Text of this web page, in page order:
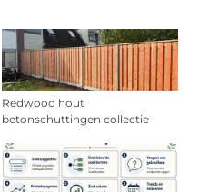
Redwood hout
betonschuttingen collectie